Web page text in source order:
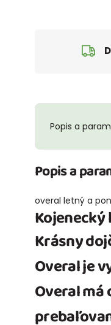
Popis a
Popis a
overal letný a
Krásny
Overal je
Overal